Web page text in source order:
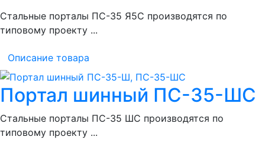
Стальные порталы ПС-35 Я5С производятся по
типовому проекту ...
Описание товара
Портал шинный ПС-35-ШС
Стальные порталы ПС-35 ШС производятся по
типовому проекту ...